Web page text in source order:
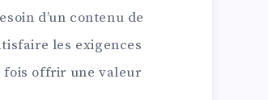
d’un contenu de
les exigences
fois offrir une valeur